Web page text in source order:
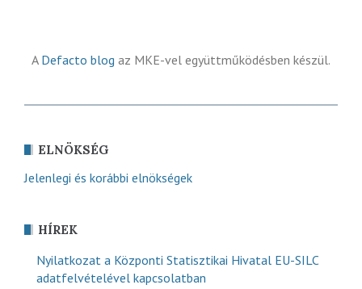
A Defacto blog az MKE-vel együttműködésben készül.
ELNÖKSÉG
Jelenlegi és korábbi elnökségek
HÍREK
Nyilatkozat a Központi Statisztikai Hivatal EU-SILC
adatfelvételével kapcsolatban